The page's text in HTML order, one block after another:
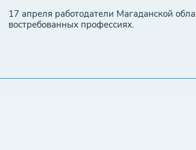
17 апреля работодатели Магаданской
востребованных профессиях.